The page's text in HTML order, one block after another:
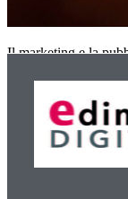
Il marketing e la